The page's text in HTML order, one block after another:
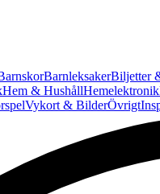
BarnleksakerBiljetter
Hem & HushållHemelektronik
Vykort & BilderÖvrigt